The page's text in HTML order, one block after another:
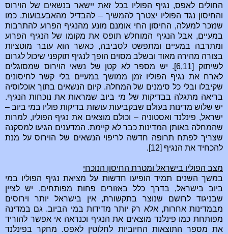
החולים לאפס, נגיף הפוליו בכל זאת יישאר בנשאים של הוירוס
והחיסון נגד הפוליו יצטרך להמשיך – להבדיל מהאבעבועות. כמו
שנזכר למעלה, החיסון החי אומנם מונע מהנגיף הפרוע להתרבות
במעיים, אבל הנגיף המוחלש תופס את מקומו של הנגיף הפרוע
ומתרבה במעיים ומתפשט לסביבה, כאשר הוא עובר מוטציות
בצורה מהירה מאוד ובשלב מסוים הופך לנגיף תוקפני שיכול לגרום
לשיתוק [6,11]. יש מספר לא קטן של נשאי הוירוס שמסוגלים
לארח את נגיף הפוליו זמן ממושך במעיים בלי קשר לחיסונים
שקיבלו ובלי כל סימנים של המחלה. קיום הנשאים בתוך אוכלוסיה
בריאה מתגלה בבדיקות של מי ביוב שמראות את נוכחות הנגיף.
יש שלוש מדינות בעולם שבקביעות עושות בדיקות פוליו במי ביוב –
ישראל, פינלנד ואסטוניה – וכולם מוצאים את נגיף הפוליו, למרות
שהמחלה באותן המדינות כבר לא קיימת. המדענים הגיעו למסקנה
שצריך לפתח תרופה חדשה לריפוי הנשאים של הוירוס על מנת
להכחיד את הנגיף [12].
מצב הפוליו בישראל ומטרת החיסון הנוכחי
במשך השנים תמיד הופיעו חדשות על מציאת נגיף הפוליו במי
ביוב בישראל, בדרך כלל באזורים פחות מפותחים. יש לציין
שבניגוד לרושם שנוצר בתקשורת, אין בישראל יותר וירוסים
מבמדינות אחרות, אלא רק יותר מדידות במי הביוב. גם במדינה
מפותחת כמו פינלנד מוצאים את הנגיף וכנראה אי אפשר להוריד
את מספר התוצאות החיוביות לחלוטין לאפס. מחקר בפינלנד